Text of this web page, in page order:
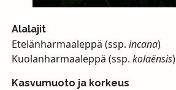
Alalajit
Etelänharmaaleppä (ssp. incana)
Kuolanharmaaleppä (ssp. kolaënsis)
Kasvumuoto ja korkeus